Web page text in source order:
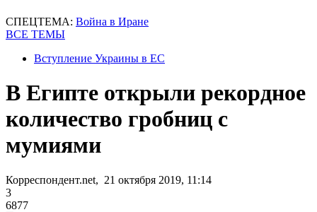
СПЕЦТЕМА: Война в Иране
ВСЕ ТЕМЫ
Вступление Украины в ЕС
В Египте открыли рекордное
количество гробниц с
мумиями
Корреспондент.net, 21 октября 2019, 11:14
3
6877